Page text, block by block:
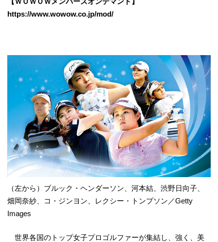
https://www.wowow.co.jp/mod/
（左から）ブルック・ヘンダーソン、河本結、渋野日向子、
畑岡奈紗、コ・ジンヨン、レクシー・トンプソン／Getty
Images
世界各国のトップ女子プロゴルファーが集結し、強く、美